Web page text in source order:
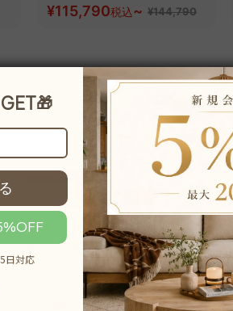
ド【高級天然ツゲ材】
¥115,790税込~ ¥144,790
デスク・机 オフィス